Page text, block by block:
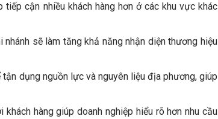
tiếp cận nhiều khách hàng hơn ở các khu vực khác
nhánh sẽ làm tăng khả năng nhận diện thương hiệu
tận dụng nguồn lực và nguyên liệu địa phương, giúp
hàng giúp doanh nghiệp hiểu rõ hơn nhu cầu